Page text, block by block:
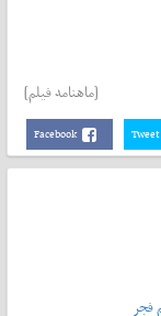
[ماهنامه فیلم]
Facebook